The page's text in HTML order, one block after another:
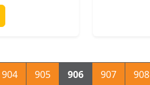
904 905 906 907 908